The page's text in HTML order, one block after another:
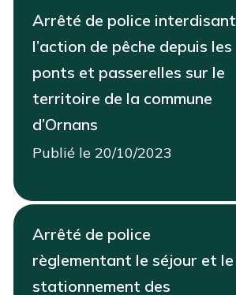
Arrêté de police interdisant
l’action de pêche depuis les
ponts et passerelles sur le
territoire de la commune
d’Ornans
Publié le 20/10/2023
Arrêté de police
règlementant le séjour et le
stationnement des